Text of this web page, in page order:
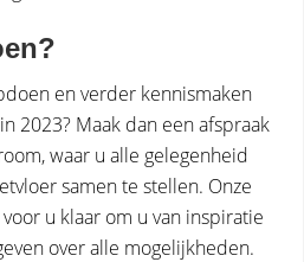
en verder kennismaken
2023? Maak dan een afspraak
waar u alle gelegenheid
samen te stellen. Onze
u klaar om u van inspiratie
over alle mogelijkheden.